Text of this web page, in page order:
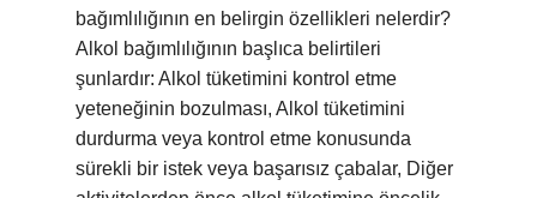
bağımlılığının en belirgin özellikleri nelerdir?
Alkol bağımlılığının başlıca belirtileri
şunlardır: Alkol tüketimini kontrol etme
yeteneğinin bozulması, Alkol tüketimini
durdurma veya kontrol etme konusunda
sürekli bir istek veya başarısız çabalar, Diğer